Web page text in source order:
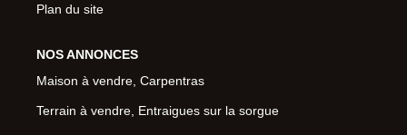
Plan du site
NOS ANNONCES
Maison à vendre, Carpentras
Terrain à vendre, Entraigues sur la sorgue